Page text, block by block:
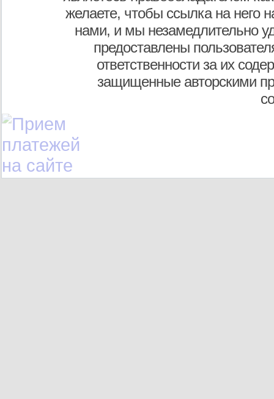
желаете, чтобы ссылка на него
нами, и мы незамедлительно
предоставлены
ответственности за их
защищенные авторскими